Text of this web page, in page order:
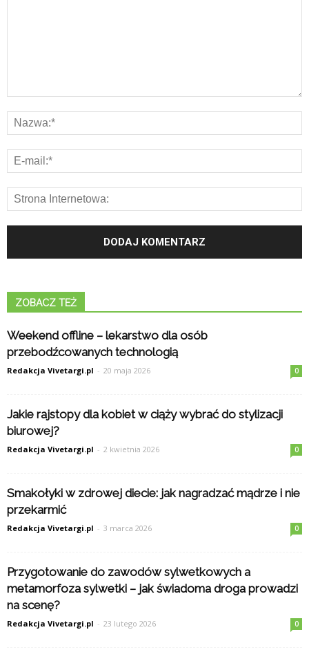
ZOBACZ TEŻ
Weekend offline – lekarstwo dla osób
przebodźcowanych technologią
Redakcja Vivetargi.pl - 20 maja 2026 0
Jakie rajstopy dla kobiet w ciąży wybrać do stylizacji
biurowej?
Redakcja Vivetargi.pl - 2 kwietnia 2026 0
Smakołyki w zdrowej diecie: jak nagradzać mądrze i nie
przekarmić
Redakcja Vivetargi.pl - 3 marca 2026 0
Przygotowanie do zawodów sylwetkowych a
metamorfoza sylwetki – jak świadoma droga prowadzi
na scenę?
Redakcja Vivetargi.pl - 23 lutego 2026 0